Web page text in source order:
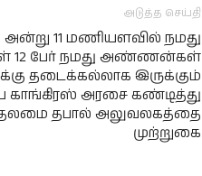
அடுத்த செய்தி
– அன்று 11 மணியளவில் நமது
12 பேர் நமது அண்ணன்கள்
தடைக்கல்லாக இருக்கும்
காங்கிரஸ் அரசை கண்டித்து
தபால் அலுவலகத்தை
முற்றுகை